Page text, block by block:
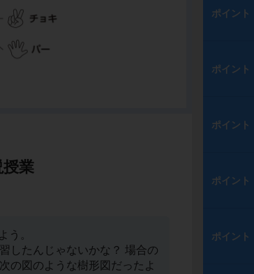
業
う。
したんじゃないかな？ 場合の
の図のような樹形図だったよ
ポイント
ポイント
ポイント
ポイント
ポイント